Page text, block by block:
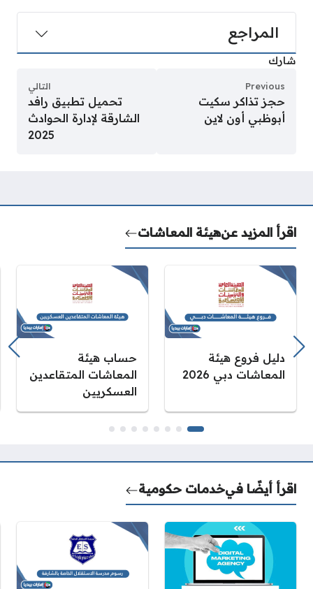
المراجع
شارك
Previous
حجز تذاكر سكيت
أبوظبي أون لاين
التالي
تحميل تطبيق رافد
الشارقة لإدارة الحوادث
2025
اقرأ المزيد عنهيئة المعاشات
دليل فروع هيئة
المعاشات دبي 2026
حساب هيئة
المعاشات المتقاعدين
العسكريين
اقرأ أيضًا فيخدمات حكومية